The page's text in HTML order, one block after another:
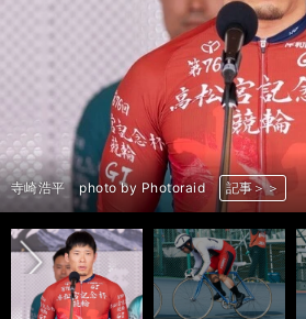
ゴール後 左から古性優作、寺崎浩平、脇
記事＞＞
ゴール後 左から古性優作、脇本雄太 photo
高松宮記念杯競輪 photo by Photoraid 記
高松宮記念杯競輪 photo by Photoraid 記
高松宮記念杯競輪 photo by Photoraid 記
高松宮記念杯競輪 photo by Photoraid 記
高松宮記念杯競輪 photo by Photoraid 記
古性優作 photo by Photoraid 記事＞＞
深谷知広 photo by Photoraid 記事＞＞
清水裕友 photo by Photoraid 記事＞＞
太田海也 photo by Photoraid 記事＞＞
郡司浩平 photo by Photoraid 記事＞＞
末木浩二 photo by Photoraid 記事＞＞
脇本雄太 photo by Photoraid 記事＞＞
松谷秀幸 photo by Photoraid 記事＞＞
寺崎浩平 photo by Photoraid 記事＞＞
古性優作 photo by Photoraid 記事＞＞
深谷知広 photo by Photoraid 記事＞＞
清水裕友 photo by Photoraid 記事＞＞
太田海也 photo by Photoraid 記事＞＞
郡司浩平 photo by Photoraid 記事＞＞
末木浩二 photo by Photoraid 記事＞＞
脇本雄太 photo by Photoraid 記事＞＞
松谷秀幸 photo by Photoraid 記事＞＞
寺崎浩平 photo by Photoraid 記事＞＞
高松宮記念杯競輪 決勝 photo by Photoraid
高松宮記念杯競輪 決勝 photo by Photoraid
決勝 残り１周 photo by Photoraid 記事＞
決勝のゴール付近 photo by Photoraid 記
前へ